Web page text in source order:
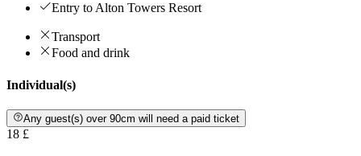
Entry to Alton Towers Resort
Transport
Food and drink
Individual(s)
Any guest(s) over 90cm will need a paid ticket
18 £